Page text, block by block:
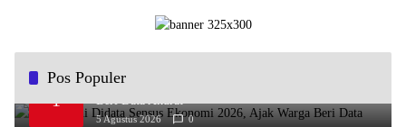
Pos Populer
1
Andra Soni Didata Sensus Ekonomi 2026, Ajak Warga
Beri Data Akurat
5 Agustus 2026 0